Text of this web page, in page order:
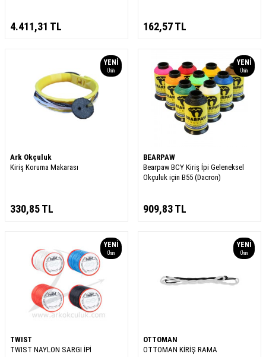
4.411,31 TL 162,57TL
YENI
Ürün
Ark Okçuluk
Kiriş Koruma Makarası
330,85TL
YENI
Ürün
BEARPAW
Bearpaw BCY Kiriş İpi Geleneksel
Okçuluk için B55 (Dacron)
909,83TL
YENI
Ürün
TWIST
TWIST NAYLON SARGI İPİ
YENI
Ürün
OTTOMAN
OTTOMAN KİRİŞ RAMA